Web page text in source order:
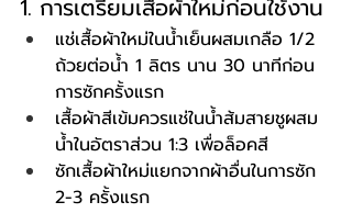
1. การเตรียมเสื้อผ้าใหม่ก่อนใช้งาน
แช่เสื้อผ้าใหม่ในน้ำเย็นผสมเกลือ 1/2
ถ้วยต่อน้ำ 1 ลิตร นาน 30 นาทีก่อน
การซักครั้งแรก
เสื้อผ้าสีเข้มควรแช่ในน้ำส้มสายชูผสม
น้ำในอัตราส่วน 1:3 เพื่อล็อคสี
ซักเสื้อผ้าใหม่แยกจากผ้าอื่นในการซัก
2-3 ครั้งแรก